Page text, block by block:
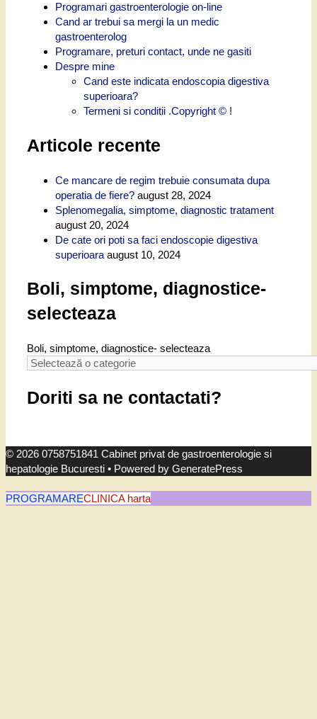
Programari gastroenterologie on-line
Cand ar trebui sa mergi la un medic
gastroenterolog
Programare, preturi contact, unde ne gasiti
Despre mine
Cand este indicata endoscopia digestiva
superioara?
Termeni si conditii .Copyright © !
Articole recente
Ce mancare de regim trebuie consumata dupa
operatia de fiere? august 28, 2024
Splenomegalia, simptome, diagnostic tratament
august 20, 2024
De cate ori poti sa faci endoscopie digestiva
superioara august 10, 2024
Boli, simptome, diagnostice-
selecteaza
Boli, simptome, diagnostice- selecteaza
Doriti sa ne contactati?
© 2026 0758751841 Cabinet privat de gastroenterologie si
hepatologie Bucuresti • Powered by GeneratePress
PROGRAMARECLINICA harta